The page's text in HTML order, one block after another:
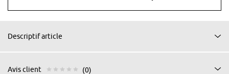
Descriptif article
Avis client (0)